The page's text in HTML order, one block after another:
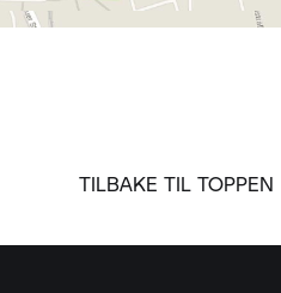
TILBAKE TIL TOPPEN